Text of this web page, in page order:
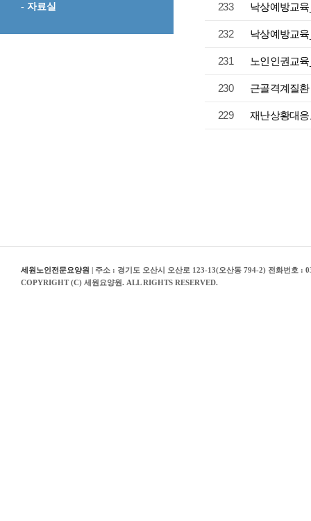
- 자료실
233 낙상예방교
232 낙상예방교
231 노인인권교
230 근골격계질
229 재난상황대응
세원노인전문요양원 | 주소 : 경기도 오산시 오산로 123-13(오산동 794-2) 전화번호 :
COPYRIGHT (C) 세원요양원. ALL RIGHTS RESERVED.